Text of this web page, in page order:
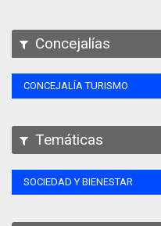
Concejalías
CONCEJALÍA TURISMO
Temáticas
SOCIEDAD Y BIENESTAR